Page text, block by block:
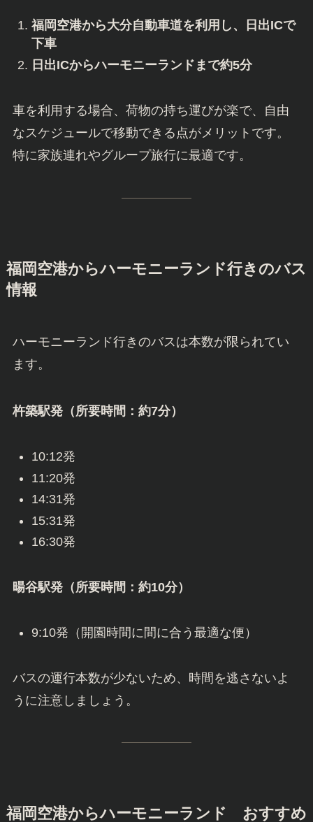
福岡空港から大分自動車道を利用し、日出ICで
下車
日出ICからハーモニーランドまで約5分
車を利用する場合、荷物の持ち運びが楽で、自由
なスケジュールで移動できる点がメリットです。
特に家族連れやグループ旅行に最適です。
福岡空港からハーモニーランド行きのバス
情報
ハーモニーランド行きのバスは本数が限られてい
ます。
杵築駅発（所要時間：約7分）
10:12発
11:20発
14:31発
15:31発
16:30発
暘谷駅発（所要時間：約10分）
9:10発（開園時間に間に合う最適な便）
バスの運行本数が少ないため、時間を逃さないよ
うに注意しましょう。
福岡空港からハーモニーランド おすすめ